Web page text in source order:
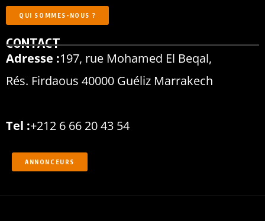
QUI SOMMES-NOUS ?
CONTACT
Adresse :197, rue Mohamed El Beqal,
Rés. Firdaous 40000 Guéliz Marrakech
Tel :+212 6 66 20 43 54
ANNONCEURS